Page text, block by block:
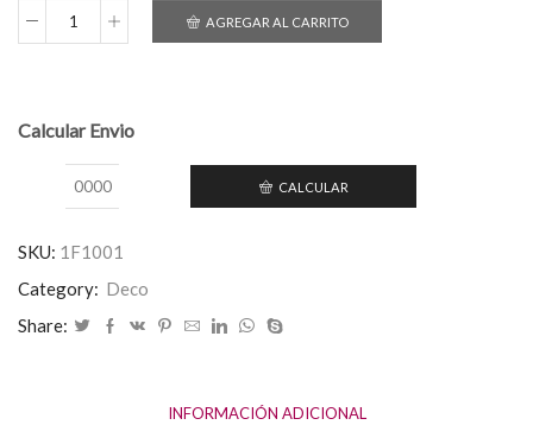
Florero
AGREGAR AL CARRITO
Calcular Envio
Calcular
CALCULAR
SKU: 1F1001
Category: Deco
Share:
INFORMACIÓN ADICIONAL